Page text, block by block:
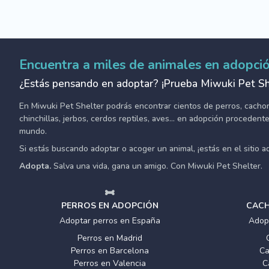
Encuentra a miles de animales en
¿Estás pensando en adoptar? ¡Prueba Miwuki Pet
En Miwuki Pet Shelter podrás encontrar cientos de perros,
chinchillas, jerbos, cerdos reptiles, aves... en adopción
mundo.
Si estás buscando adoptar o acoger un animal, ¡estás en el sitio
Adopta. Salva una vida, gana un amigo. Con Miwuki Pet Shelter.
PERROS EN ADOPCIÓN
Adoptar perros en España
Perros en Madrid
Perros en Barcelona
Perros en Valencia